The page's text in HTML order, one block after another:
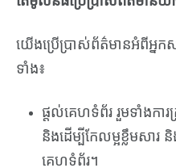
យើងប្រើប្រាស់ព័ត៌មានអំពីអ្ន
ទាំង៖
ផ្តល់គេហទំព័រ រួមទាំងកា
និងដើម្បីកែលម្អខ្លឹមសារ
គេហទំព័រ។